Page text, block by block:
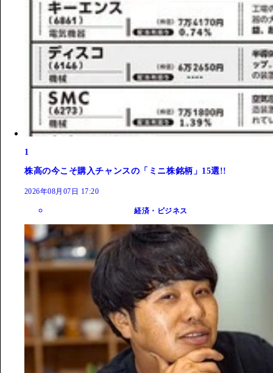
1
株高の今こそ購入チャンスの「ミニ株銘柄」15選!!
2026年08月07日 17:20
経済・ビジネス